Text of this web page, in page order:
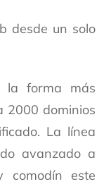
desde un solo
la forma más
2000 dominios
La línea
avanzado a
comodín este